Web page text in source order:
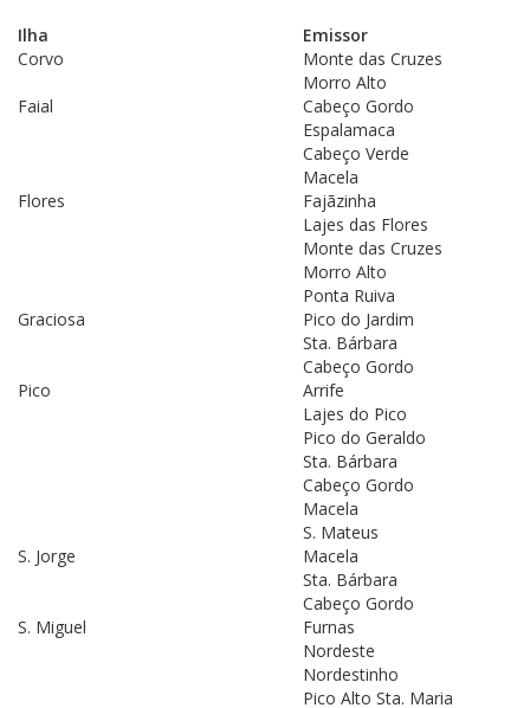
Ilha
Emissor
Corvo
Monte das Cruzes
Morro Alto
Faial
Cabeço Gordo
Espalamaca
Cabeço Verde
Macela
Flores
Fajãzinha
Lajes das Flores
Monte das Cruzes
Morro Alto
Ponta Ruiva
Graciosa
Pico do Jardim
Sta. Bárbara
Cabeço Gordo
Pico
Arrife
Lajes do Pico
Pico do Geraldo
Sta. Bárbara
Cabeço Gordo
Macela
S. Mateus
S. Jorge
Macela
Sta. Bárbara
Cabeço Gordo
S. Miguel
Furnas
Nordeste
Nordestinho
Pico Alto Sta. Maria